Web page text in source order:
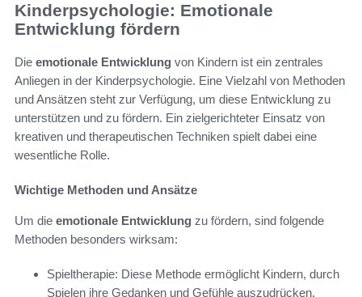
Kinderpsychologie: Emotionale
Entwicklung fördern
Die emotionale Entwicklung von Kindern ist ein zentrales
Anliegen in der Kinderpsychologie. Eine Vielzahl von Methoden
und Ansätzen steht zur Verfügung, um diese Entwicklung zu
unterstützen und zu fördern. Ein zielgerichteter Einsatz von
kreativen und therapeutischen Techniken spielt dabei eine
wesentliche Rolle.
Wichtige Methoden und Ansätze
Um die emotionale Entwicklung zu fördern, sind folgende
Methoden besonders wirksam:
Spieltherapie: Diese Methode ermöglicht Kindern, durch
Spielen ihre Gedanken und Gefühle auszudrücken.